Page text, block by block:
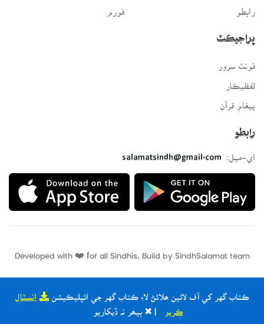
ڪتاب گهر کي آف لائين ھلائڻ لاءِ ڪتاب گهر جي ائپليڪيشن انسٽال
| ✖ ٻيھر نہ ڏيکاريو
رابطو فورم
پراجيڪٽ
فونٽ سرور
لفظيڪار
پيغامِ قرآن
رابطو
اي-ميل:
salamatsindh@gmail.com
Developed with ❤️ for all Sindhis. Build by SindhSalamat
Terms of use
Privacy policy